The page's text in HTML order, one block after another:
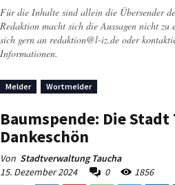
Für die Inhalte sind allein die Übersender
Redaktion macht sich die Aussagen nicht zu
sich gern an redaktion@l-iz.de oder
Informationen.
Melder Wortmelder
Baumspende: Die Stadt
Dankeschön
Von Stadtverwaltung Taucha
15. Dezember 2024
0 1856